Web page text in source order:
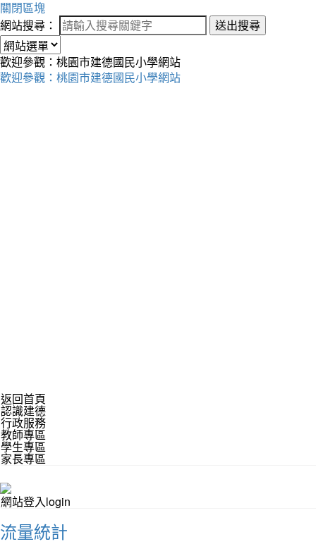
關閉區塊
網站搜尋：
送出搜尋
歡迎參觀：桃園市建德國民小學網站
歡迎參觀：桃園市建德國民小學網站
返回首頁
認識建德
行政服務
教師專區
學生專區
家長專區
網站登入login
流量統計